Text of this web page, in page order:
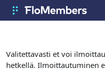
Valitettavasti et voi
hetkellä. Ilmoittautuminen